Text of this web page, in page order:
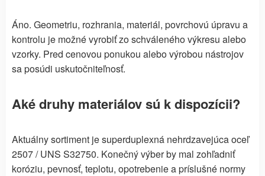
Áno. Geometriu, rozhrania, materiál, povrchovú úpravu a
kontrolu je možné vyrobiť zo schváleného výkresu alebo
vzorky. Pred cenovou ponukou alebo výrobou nástrojov
sa posúdi uskutočniteľnosť.
Aké druhy materiálov sú k dispozícii?
Aktuálny sortiment je superduplexná nehrdzavejúca oceľ
2507 / UNS S32750. Konečný výber by mal zohľadniť
koróziu, pevnosť, teplotu, opotrebenie a príslušné normy